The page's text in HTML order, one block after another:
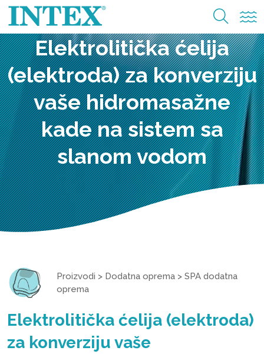
Elektrolitička ćelija
(elektroda) za konverziju
vaše hidromasažne
kade na sistem sa
slanom vodom
Proizvodi > Dodatna oprema > SPA dodatna
oprema
Elektrolitička ćelija (elektroda)
za konverziju vaše